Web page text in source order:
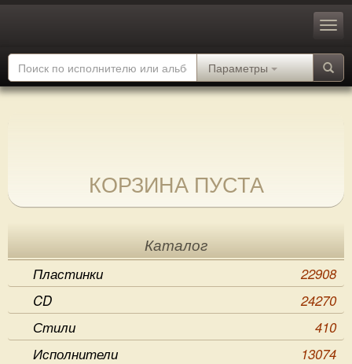
Параметры
КОРЗИНА ПУСТА
Каталог
Пластинки
22908
CD
24270
Стили
410
Исполнители
13074